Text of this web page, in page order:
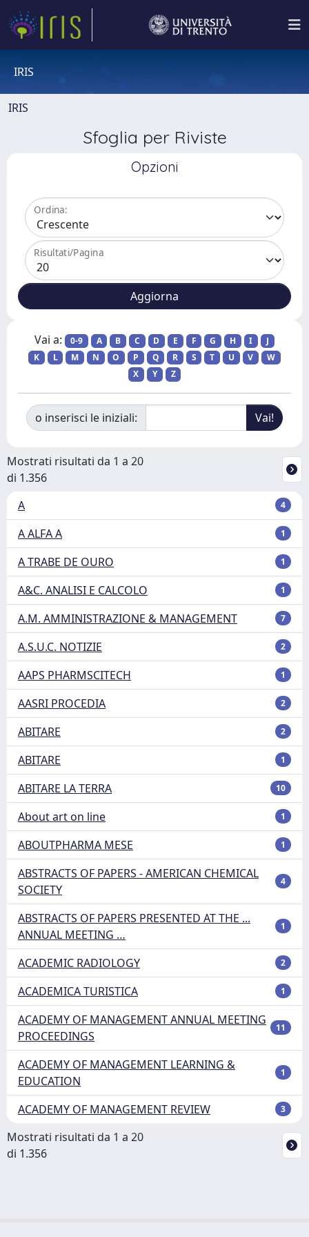
IRIS
IRIS
Sfoglia per Riviste
Opzioni
Ordina:
Risultati/Pagina
Vai a: 0-9 A B C D E F G H I
J
K
L M N O P Q R S T U V
W
X
Y Z
o inserisci le iniziali:
Mostrati risultati da 1 a 20
di 1.356
A
4
A ALFA A 1
A TRABE DE OURO 1
A&C. ANALISI E CALCOLO 1
A.M. AMMINISTRAZIONE & MANAGEMENT 7
A.S.U.C. NOTIZIE 2
AAPS PHARMSCITECH 1
AASRI PROCEDIA 2
ABITARE 2
ABITARE 1
ABITARE LA TERRA 10
About art on line 1
ABOUTPHARMA MESE 1
ABSTRACTS OF PAPERS - AMERICAN CHEMICAL
SOCIETY
4
ABSTRACTS OF PAPERS PRESENTED AT THE ...
ANNUAL MEETING …
1
ACADEMIC RADIOLOGY 2
ACADEMICA TURISTICA 1
ACADEMY OF MANAGEMENT ANNUAL MEETING
PROCEEDINGS
11
ACADEMY OF MANAGEMENT LEARNING &
EDUCATION
1
ACADEMY OF MANAGEMENT REVIEW 3
Mostrati risultati da 1 a 20
di 1.356